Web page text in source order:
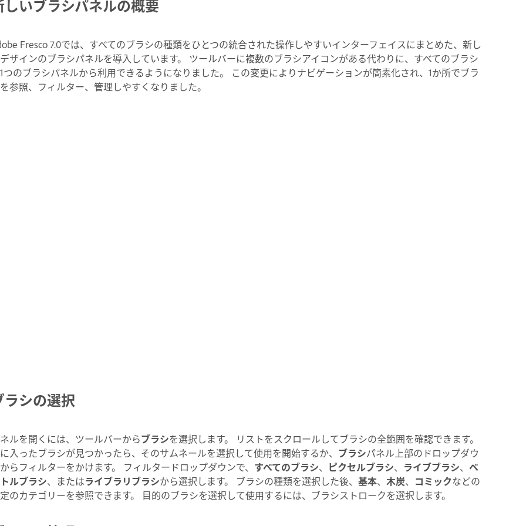
しいブラシパネルの概要
Fresco 7.0では、すべてのブラシの種類をひとつの統合された操作しやすいインターフェイスにまとめた、新し
ザインのブラシパネルを導入しています。 ツールバーに複数のブラシアイコンがある代わりに、すべてのブラシ
つのブラシパネルから利用できるようになりました。 この変更によりナビゲーションが簡素化され、1か所でブラ
参照、フィルター、管理しやすくなりました。
ラシの選択
ルを開くには、ツールバーからブラシを選択します。 リストをスクロールしてブラシの全範囲を確認できます。
入ったブラシが見つかったら、そのサムネールを選択して使用を開始するか、 ブラシパネル上部のドロップダウ
らフィルターをかけます。 フィルタードロップダウンで、 すべてのブラシ、 ピクセルブラシ、 ライブブラシ、 ベ
ルブラシ、またはライブラリブラシから選択します。 ブラシの種類を選択した後、 基本、 木炭、 コミックなどの
のカテゴリーを参照できます。 目的のブラシを選択して使用するには、ブラシストロークを選択します。